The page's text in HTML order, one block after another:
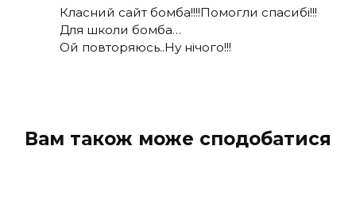
Класний сайт бомба!!!!Помогли спасибі!!!
Для школи бомба…
Ой повторяюсь..Ну нічого!!!
Вам також може сподобатися